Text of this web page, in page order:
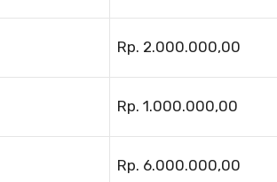
Rp. 2.000.000,00
Rp. 1.000.000,00
Rp. 6.000.000,00